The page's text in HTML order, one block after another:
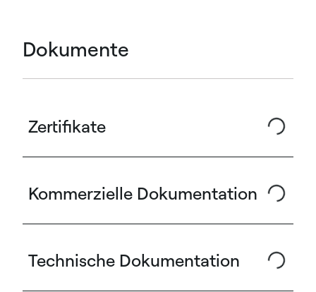
Dokumente
Zertifikate
Kommerzielle Dokumentation
Technische Dokumentation